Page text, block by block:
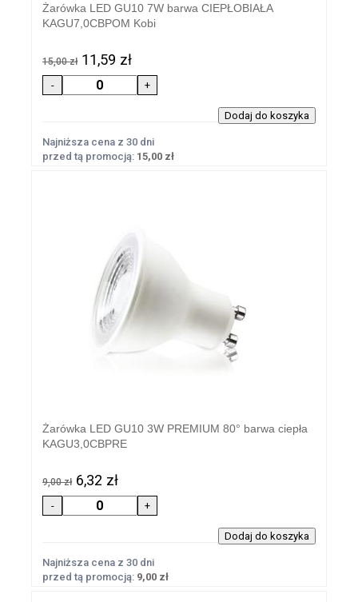
Żarówka LED GU10 7W barwa CIEPŁOBIAŁA
KAGU7,0CBPOM Kobi
15,00 zł 11,59 zł
Najniższa cena z 30 dni
przed tą promocją: 15,00 zł
Żarówka LED GU10 3W PREMIUM 80° barwa ciepła
KAGU3,0CBPRE
9,00 zł 6,32 zł
Najniższa cena z 30 dni
przed tą promocją: 9,00 zł